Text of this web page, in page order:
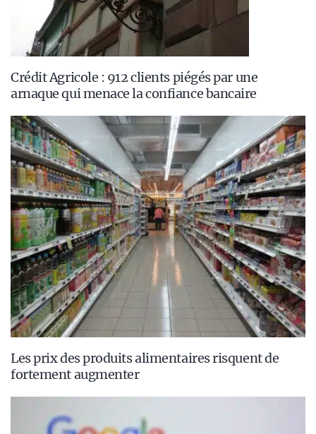
Crédit Agricole : 912 clients piégés par une
arnaque qui menace la confiance bancaire
Les prix des produits alimentaires risquent de
fortement augmenter